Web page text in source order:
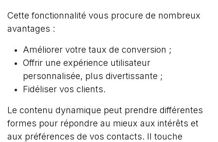
Cette fonctionnalité vous procure de nombreux
avantages :
Améliorer votre taux de conversion ;
Offrir une expérience utilisateur
personnalisée, plus divertissante ;
Fidéliser vos clients.
Le contenu dynamique peut prendre différentes
formes pour répondre au mieux aux intérêts et
aux préférences de vos contacts. Il touche